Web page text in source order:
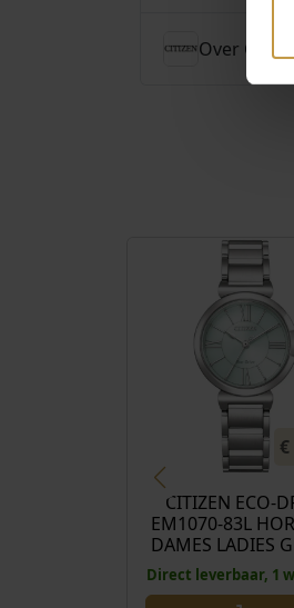
Over
€
CITIZEN ECO-
EM1070-83L
DAMES LADIES
Direct leverbaar, 1